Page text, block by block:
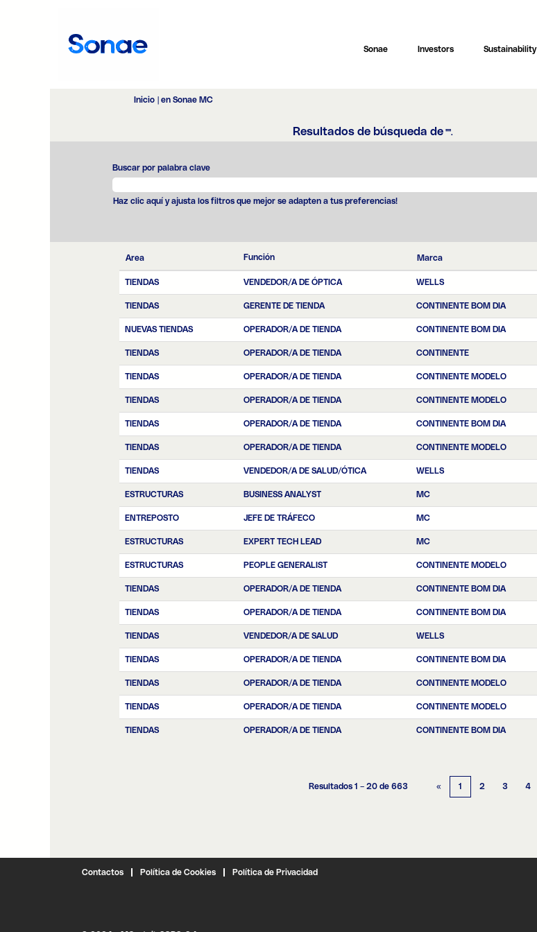
Sonae Investors Sustainability
Inicio en Sonae MC(página
Resultados de búsqueda de "".
Buscar por palabra clave
Haz clic aquí y ajusta los filtros que mejor se adapten a tus preferencias!
Area Función Marca
TIENDAS VENDEDOR/A DE ÓPTICA WELLS
TIENDAS GERENTE DE TIENDA CONTINENTE BOM DIA
NUEVAS TIENDAS OPERADOR/A DE TIENDA CONTINENTE BOM DIA
TIENDAS OPERADOR/A DE TIENDA CONTINENTE
TIENDAS OPERADOR/A DE TIENDA CONTINENTE MODELO
TIENDAS OPERADOR/A DE TIENDA CONTINENTE MODELO
TIENDAS OPERADOR/A DE TIENDA CONTINENTE BOM DIA
TIENDAS OPERADOR/A DE TIENDA CONTINENTE MODELO
TIENDAS VENDEDOR/A DE SALUD/ÓTICA WELLS
ESTRUCTURAS BUSINESS ANALYST MC
ENTREPOSTO JEFE DE TRÁFECO MC
ESTRUCTURAS EXPERT TECH LEAD MC
ESTRUCTURAS PEOPLE GENERALIST CONTINENTE MODELO
TIENDAS OPERADOR/A DE TIENDA CONTINENTE BOM DIA
TIENDAS OPERADOR/A DE TIENDA CONTINENTE BOM DIA
TIENDAS VENDEDOR/A DE SALUD WELLS
TIENDAS OPERADOR/A DE TIENDA CONTINENTE BOM DIA
TIENDAS OPERADOR/A DE TIENDA CONTINENTE MODELO
TIENDAS OPERADOR/A DE TIENDA CONTINENTE MODELO
TIENDAS OPERADOR/A DE TIENDA CONTINENTE BOM DIA
Resultados 1 – 20de 663 « 1 2 3 4
Contactos Política de Cookies Política de Privacidad